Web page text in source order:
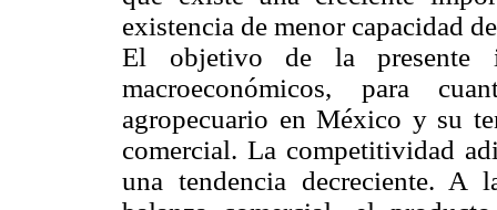
existencia de menor capacidad
El objetivo de la presente
macroeconómicos, para
agropecuario en México y su
comercial. La competitividad
una tendencia decreciente. A